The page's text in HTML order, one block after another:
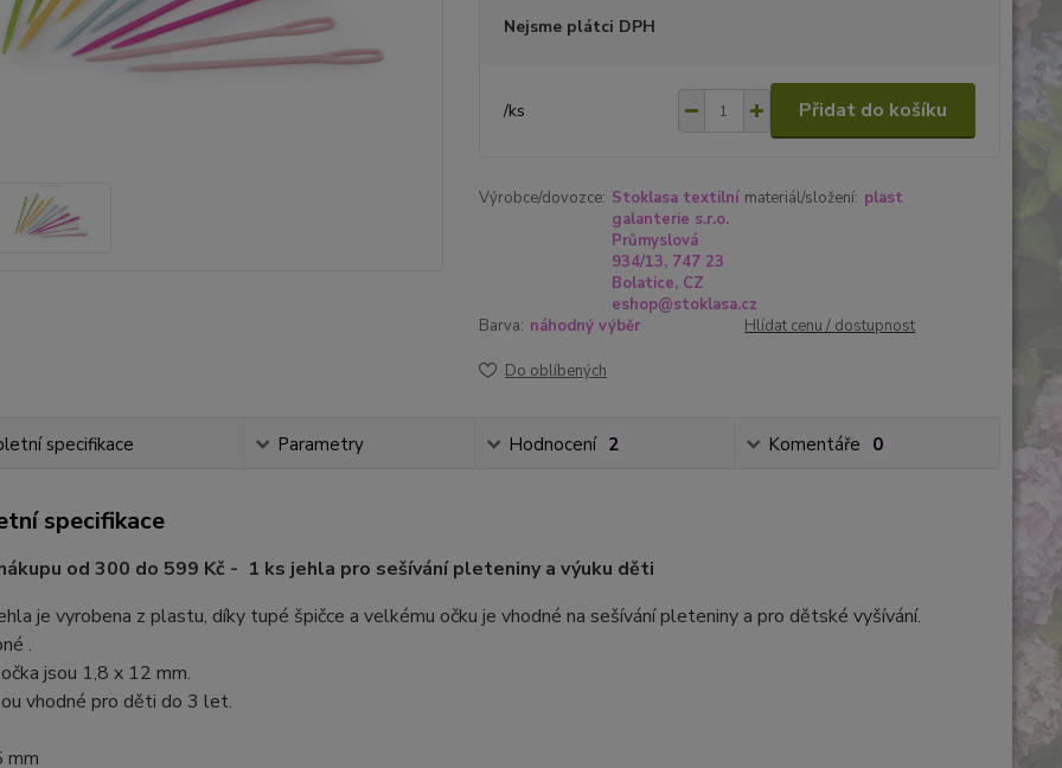
Nejsme plátci DPH
/ks Přidat do košíku
Výrobce/dovozce: Stoklasa textilní
galanterie s.r.o.
Průmyslová
934/13, 747 23
Bolatice, CZ
eshop@stoklasa.cz
materiál/složení: plast
Barva: náhodný výběr Hlídat cenu / dostupnost
Do oblíbených
specifikace Parametry Hodnocení 2 Komentáře 0
specifikace
od 300 do 599 Kč - 1 ks jehla pro sešívání pleteniny a výuku děti
je vyrobena z plastu, díky tupé špičce a velkému očku je vhodné na sešívání pleteniny a pro dětské vyšívání.
.
jsou 1,8 x 12 mm.
vhodné pro děti do 3 let.
mm